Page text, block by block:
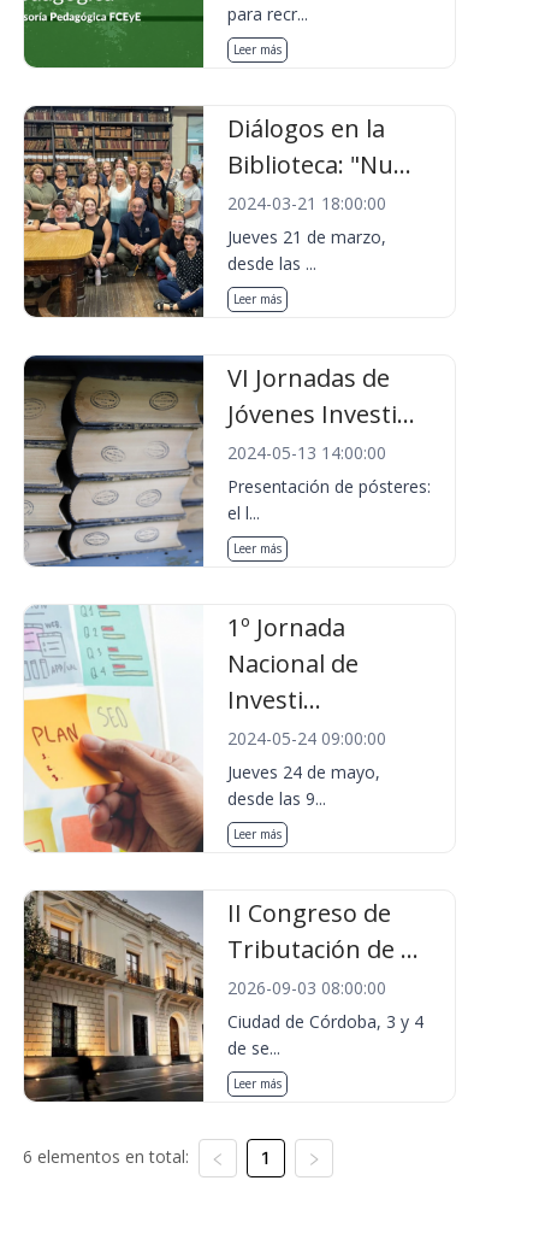
para recr...
Leer más
Diálogos en la
Biblioteca: "Nu...
2024-03-21 18:00:00
Jueves 21 de marzo,
desde las ...
Leer más
VI Jornadas de
Jóvenes Investi...
2024-05-13 14:00:00
Presentación de pósteres:
el l...
Leer más
1º Jornada
Nacional de
Investi...
2024-05-24 09:00:00
Jueves 24 de mayo,
desde las 9...
Leer más
II Congreso de
Tributación de ...
2026-09-03 08:00:00
Ciudad de Córdoba, 3 y 4
de se...
Leer más
6 elementos en total: 1